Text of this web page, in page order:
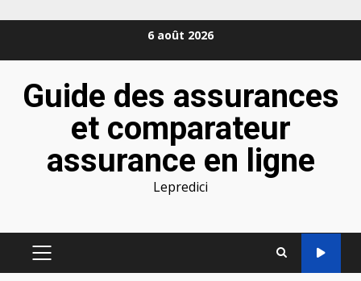
6 août 2026
Guide des assurances
et comparateur
assurance en ligne
Lepredici
MENU